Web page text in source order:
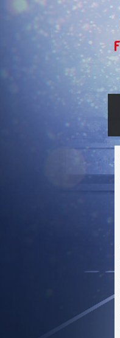
DOCUMENTS UTILES
CLIQUEZ ICI